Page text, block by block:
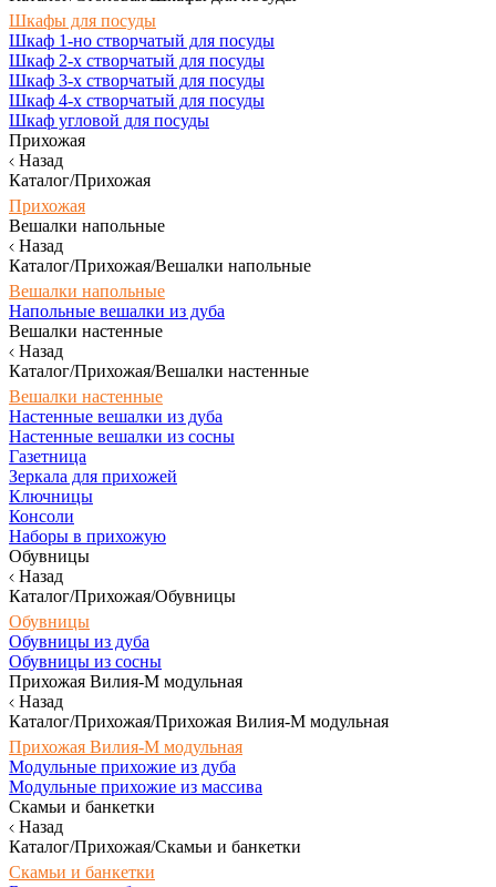
Шкафы для посуды
Шкаф 1-но створчатый для посуды
Шкаф 2-х створчатый для посуды
Шкаф 3-х створчатый для посуды
Шкаф 4-х створчатый для посуды
Шкаф угловой для посуды
Прихожая
Назад
Каталог/Прихожая
Прихожая
Вешалки напольные
Назад
Каталог/Прихожая/Вешалки напольные
Вешалки напольные
Напольные вешалки из дуба
Вешалки настенные
Назад
Каталог/Прихожая/Вешалки настенные
Вешалки настенные
Настенные вешалки из дуба
Настенные вешалки из сосны
Газетница
Зеркала для прихожей
Ключницы
Консоли
Наборы в прихожую
Обувницы
Назад
Каталог/Прихожая/Обувницы
Обувницы
Обувницы из дуба
Обувницы из сосны
Прихожая Вилия-М модульная
Назад
Каталог/Прихожая/Прихожая Вилия-М модульная
Прихожая Вилия-М модульная
Модульные прихожие из дуба
Модульные прихожие из массива
Скамьи и банкетки
Назад
Каталог/Прихожая/Скамьи и банкетки
Скамьи и банкетки